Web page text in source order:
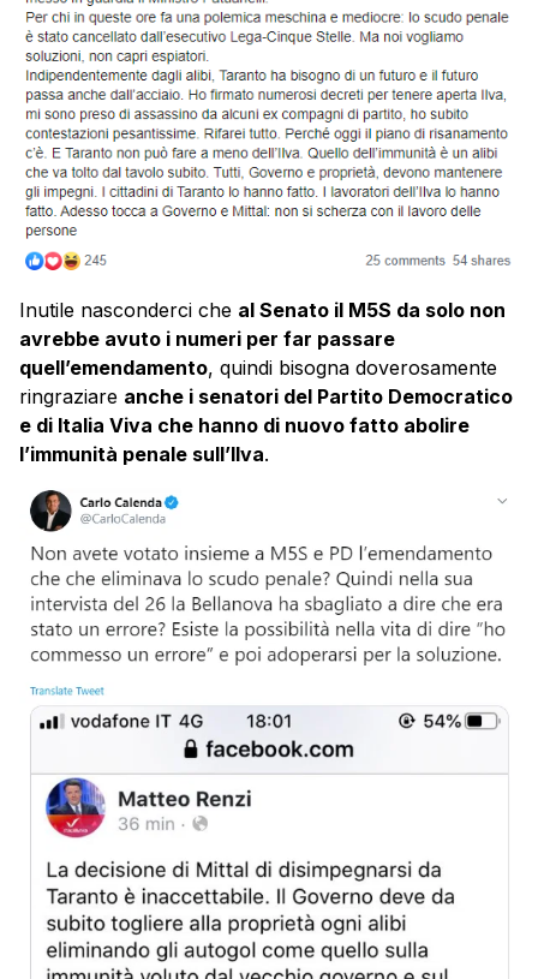
Inutile nasconderci che al Senato il M5S da solo non
avrebbe avuto i numeri per far passare
quell’emendamento, quindi bisogna doverosamente
ringraziare anche i senatori del Partito Democratico
e di Italia Viva che hanno di nuovo fatto abolire
l’immunità penale sull’Ilva.